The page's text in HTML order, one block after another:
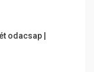
odacsap |